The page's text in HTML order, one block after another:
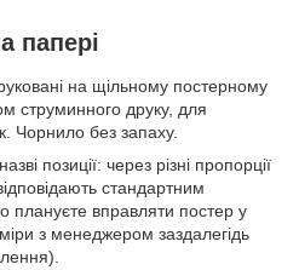
папері
на щільному постерному
струминного друку, для
Чорнило без запаху.
позиції: через різні пропорції
стандартним
вправляти постер у
з менеджером заздалегідь